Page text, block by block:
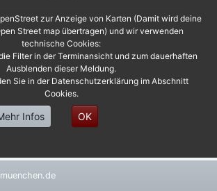
zur Anzeige von Karten (Damit wird deine
Street map übertragen) und wir verwenden
technische Cookies:
Filter in der Terminansicht und zum dauerhaften
Ausblenden dieser Meldung.
Sie in der Datenschutzerklärung im Abschnitt
Cookies.
Infos OK